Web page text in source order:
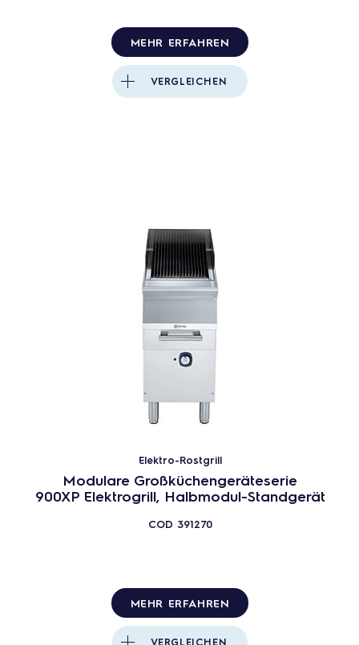
MEHR ERFAHREN
VERGLEICHEN
Elektro-Rostgrill
Modulare Großküchengeräteserie
900XP Elektrogrill, Halbmodul-Standgerät
COD 391270
MEHR ERFAHREN
VERGLEICHEN